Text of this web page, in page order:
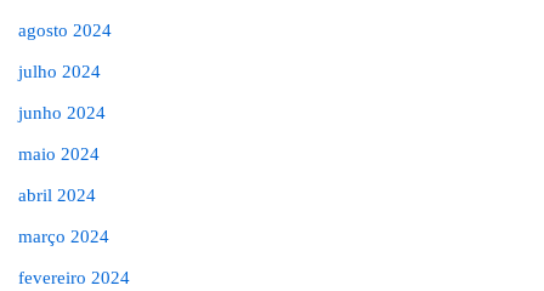
agosto 2024
julho 2024
junho 2024
maio 2024
abril 2024
março 2024
fevereiro 2024